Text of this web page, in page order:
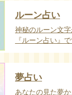
ルーン占い
神秘のルーン文
『ルーン占い』で
夢占い
あなたの見た夢